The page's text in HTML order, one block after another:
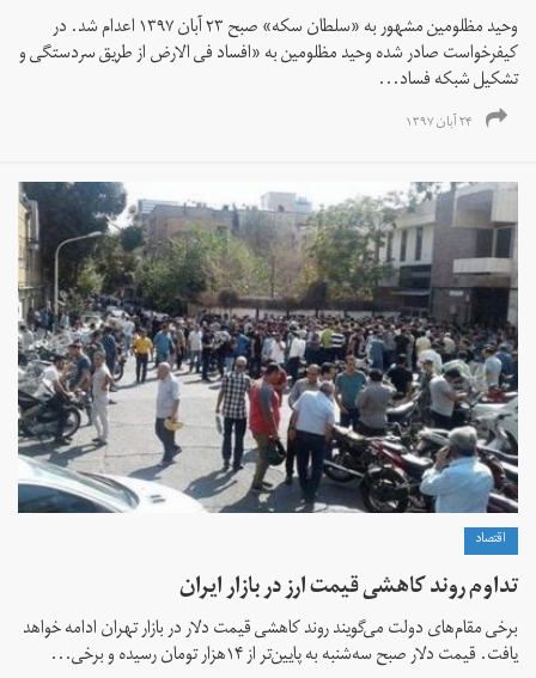
وحید مظلومین مشهور به «سلطان سکه» صبح ۲۳ آبان ۱۳۹۷ اعدام شد. در
کیفرخواست صادر شده وحید مظلومین به «افساد فی الارض از طریق سردستگی و
تشکیل شبکه فساد...
۲۴ آبان ۱۳۹۷
اقتصاد
تداوم روند کاهشی قیمت ارز در بازار ایران
برخی مقام‌های دولت می‌گویند روند کاهشی قیمت دلار در بازار تهران ادامه خواهد
یافت. قیمت دلار صبح سه‌شنبه به پایین‌تر از ۱۴هزار تومان رسیده و برخی...